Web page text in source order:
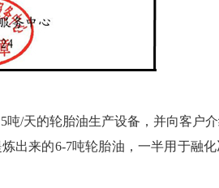
/天的轮胎油生产设备，并向客户
出来的6-7吨轮胎油，一半用于融